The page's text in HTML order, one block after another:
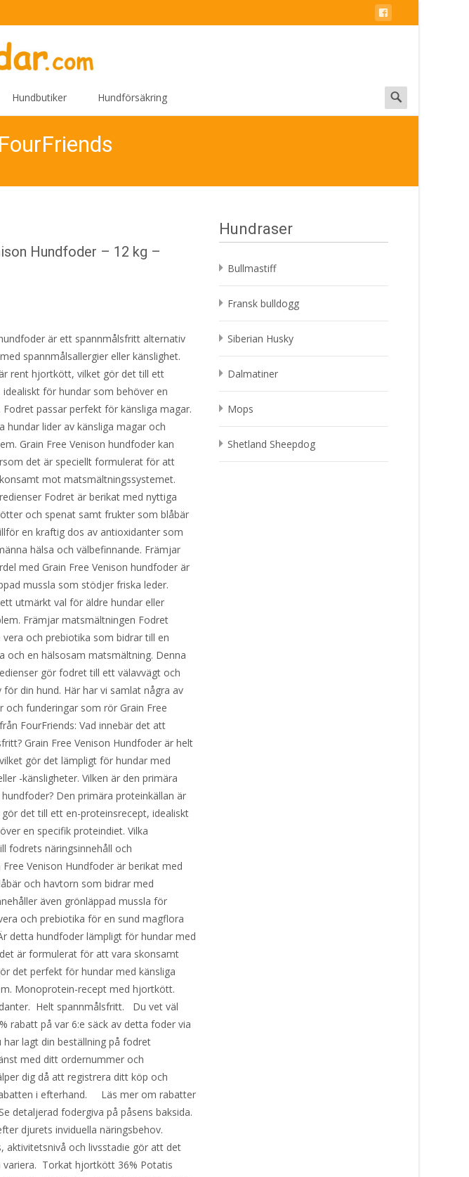
Hundbutiker Hundförsäkring
Search
for:
Hundfoder – 12 kg –
är ett spannmålsfritt alternativ
spannmålsallergier eller känslighet.
rent hjortkött, vilket gör det till ett
för hundar som behöver en
Fodret passar perfekt för känsliga magar.
hundar lider av känsliga magar och
Grain Free Venison hundfoder kan
det är speciellt formulerat för att
mot matsmältningssystemet.
Fodret är berikat med nyttiga
och spenat samt frukter som blåbär
en kraftig dos av antioxidanter som
hälsa och välbefinnande. Främjar
med Grain Free Venison hundfoder är
mussla som stödjer friska leder.
utmärkt val för äldre hundar eller
Främjar matsmältningen Fodret
vera och prebiotika som bidrar till en
och en hälsosam matsmältning. Denna
gör fodret till ett välavvägt och
din hund. Här har vi samlat några av
och funderingar som rör Grain Free
FourFriends: Vad innebär det att
Grain Free Venison Hundfoder är helt
gör det lämpligt för hundar med
-känsligheter. Vilken är den primära
Den primära proteinkällan är
det till ett en-proteinsrecept, idealiskt
en specifik proteindiet. Vilka
fodrets näringsinnehåll och
Venison Hundfoder är berikat med
och havtorn som bidrar med
även grönläppad mussla för
och prebiotika för en sund magflora
detta hundfoder lämpligt för hundar med
det är formulerat för att vara skonsamt
det perfekt för hundar med känsliga
Monoprotein-recept med hjortkött.
Helt spannmålsfritt. Du vet väl
rabatt på var 6:e säck av detta foder via
har lagt din beställning på fodret
med ditt ordernummer och
dig då att registrera ditt köp och
i efterhand. Läs mer om rabatter
detaljerad fodergiva på påsens baksida.
djurets inviduella näringsbehov.
aktivitetsnivå och livsstadie gör att det
variera. Torkat hjortkött 36% Potatis
Hundraser
Bullmastiff
Fransk bulldogg
Siberian Husky
Dalmatiner
Mops
Shetland Sheepdog